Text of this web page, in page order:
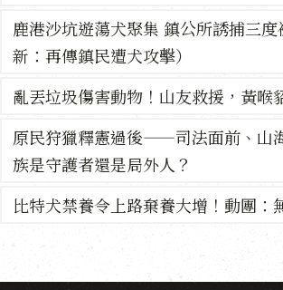
鹿港沙坑遊蕩犬聚集 鎮公所誘捕三
新：再傳鎮民遭犬攻擊）
亂丟垃圾傷害動物！山友救援，黃喉
原民狩獵釋憲過後——司法面前、山
族是守護者還是局外人？
比特犬禁養令上路棄養大增！動團：